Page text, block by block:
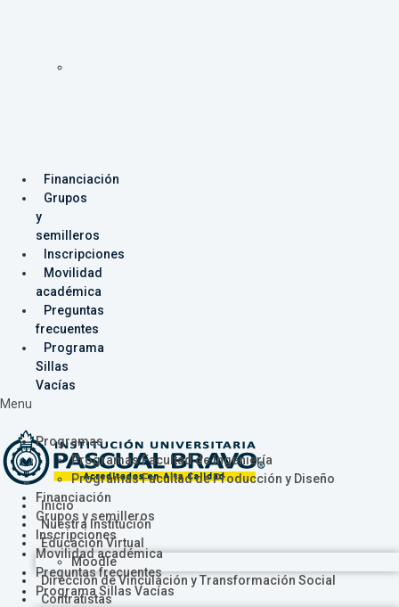
Financiación
Grupos
y
semilleros
Inscripciones
Movilidad
académica
Preguntas
frecuentes
Programa
Sillas
Vacías
Menu
Programas
Programas Facultad de Ingeniería
Programas Facultad de Producción y Diseño
Financiación
Grupos y semilleros
Inscripciones
Movilidad académica
Preguntas frecuentes
Programa Sillas Vacías
Inicio
Nuestra Institución
Educación Virtual
Moodle
Dirección de Vinculación y Transformación Social
Contratistas